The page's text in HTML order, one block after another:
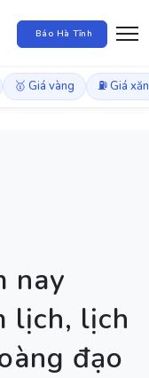
Báo Hà Tĩnh
🥇 Giá vàng ⛽ Giá
nay
lịch, lịch
đạo